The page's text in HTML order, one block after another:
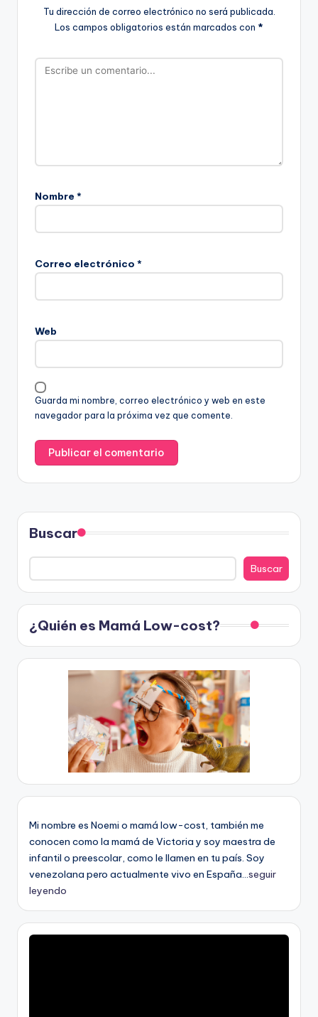
Tu dirección de correo electrónico no será publicada.
Los campos obligatorios están marcados con *
Nombre *
Correo electrónico *
Web
Guarda mi nombre, correo electrónico y web en este
navegador para la próxima vez que comente.
Buscar
Buscar
¿Quién es Mamá Low-cost?
Mi nombre es Noemi o mamá low-cost, también me
conocen como la mamá de Victoria y soy maestra de
infantil o preescolar, como le llamen en tu país. Soy
venezolana pero actualmente vivo en España...seguir
leyendo